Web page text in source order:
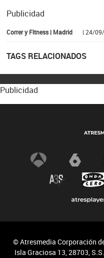
Publicidad
Correr y Fitness | Madrid | 24/
TAGS RELACIONADOS
Publicidad
© Atresmedia Corporación
Isla Graciosa 13, 28703,